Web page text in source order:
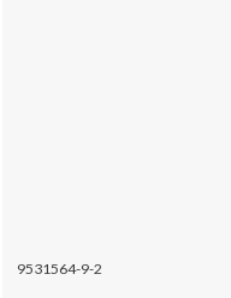
9531564-9-2